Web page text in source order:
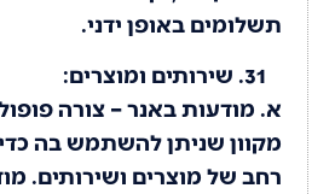
תשלומים באופן ידני.
שירותים ומוצרים:
א. מודעות באנר – צורה
מקוון שניתן להשתמש בה
רחב של מוצרים ושירותים.